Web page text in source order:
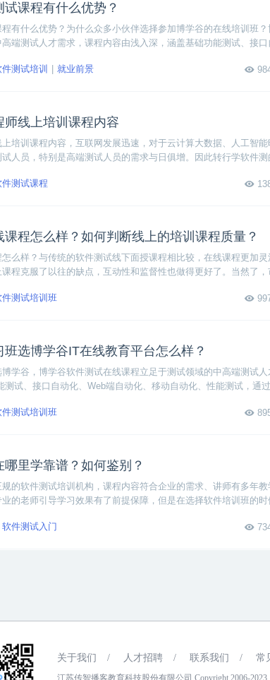
课程有什么优势？
有什么优势？为什么众多小伙伴选择参加博学谷的在线培训班
端测试人才需求，课程内容由浅入深，涵盖基础功能测试、接
此之外，博学谷软件测试课程还有什么其他优势呢？
件测试培训 就业前景
师线上培训课程内容
培训课程内容，互联网发展迅速，对于云计算大数据、人工智
人员，特别是高端测试人员的需求与日俱增。因此转行学软件
件测试课程
课程怎么样？如何判断线上的培训课程质量？
么样？与传统的软件测试线下面授课程相比较，在线课程更加
程克服了以往的缺点，互动性和监督性也做得更好了。当然了
件测试培训班
选博学谷IT在线教育平台怎么样？
学谷，博学谷软件测试在线课程立足于测试领域的中高端测试
测试、接口自动化、Web端自动化、移动自动化、性能测试，通
件测试培训班
里学靠谱？如何鉴别？
的软件测试培训机构，课程内容符合企业的需求、讲师有多年
的老师引导学习效果有了前提保障，但是在选择软件培训班的时
软件测试入门
关于我们 / 人才招聘 / 联系我们 / 常
江苏传智播客教育科技股份有限公司 Copyright 2006-2023